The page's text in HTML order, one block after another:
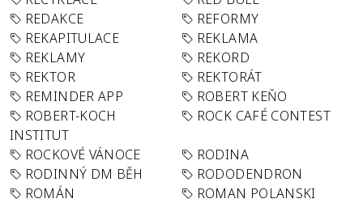
REDAKCE
REFORMY
REKAPITULACE
REKLAMA
REKLAMY
REKORD
REKTOR
REKTORÁT
REMINDER APP
ROBERT KEŇO
ROBERT-KOCH
INSTITUT
ROCK CAFÉ CONTEST
ROCKOVÉ VÁNOCE
RODINA
RODINNÝ DM BĚH
RODODENDRON
ROMÁN
ROMAN POLANSKI